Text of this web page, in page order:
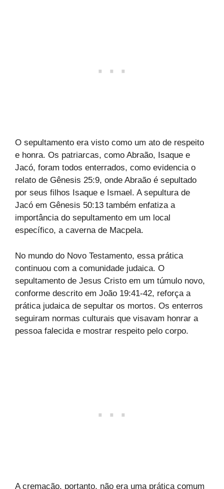
O sepultamento era visto como um ato de respeito
e honra. Os patriarcas, como Abraão, Isaque e
Jacó, foram todos enterrados, como evidencia o
relato de Gênesis 25:9, onde Abraão é sepultado
por seus filhos Isaque e Ismael. A sepultura de
Jacó em Gênesis 50:13 também enfatiza a
importância do sepultamento em um local
específico, a caverna de Macpela.
No mundo do Novo Testamento, essa prática
continuou com a comunidade judaica. O
sepultamento de Jesus Cristo em um túmulo novo,
conforme descrito em João 19:41-42, reforça a
prática judaica de sepultar os mortos. Os enterros
seguiram normas culturais que visavam honrar a
pessoa falecida e mostrar respeito pelo corpo.
A cremação, portanto, não era uma prática comum